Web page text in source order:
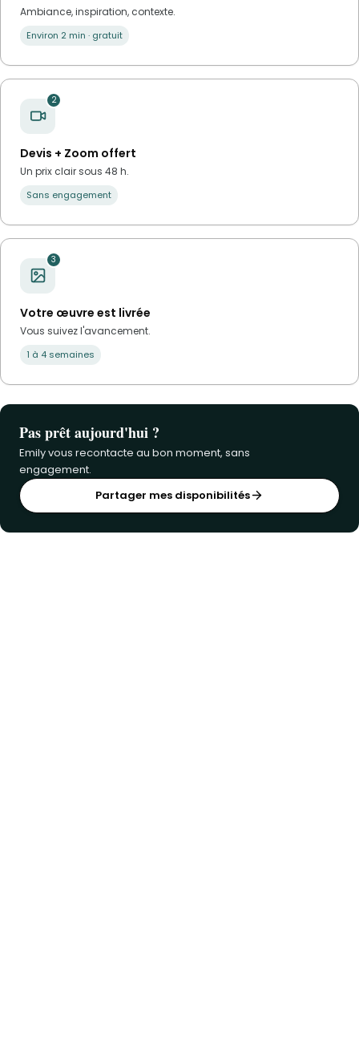
Ambiance, inspiration, contexte.
Environ 2 min · gratuit
2
Devis + Zoom offert
Un prix clair sous 48 h.
Sans engagement
3
Votre œuvre est livrée
Vous suivez l'avancement.
1 à 4 semaines
Pas prêt aujourd'hui ?
Emily vous recontacte au bon moment, sans
engagement.
Partager mes disponibilités